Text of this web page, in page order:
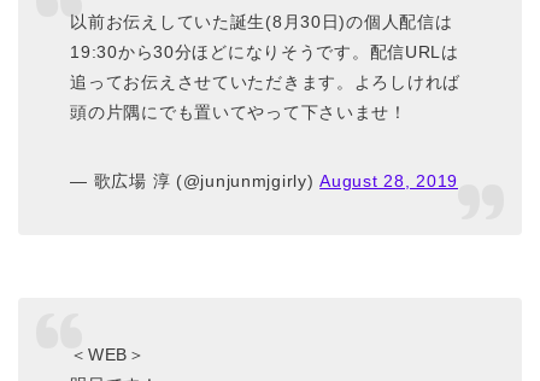
以前お伝えしていた誕生(8月30日)の個人配信は
19:30から30分ほどになりそうです。配信URLは
追ってお伝えさせていただきます。よろしければ
頭の片隅にでも置いてやって下さいませ！
— 歌広場 淳 (@junjunmjgirly)August 28, 2019
＜WEB＞